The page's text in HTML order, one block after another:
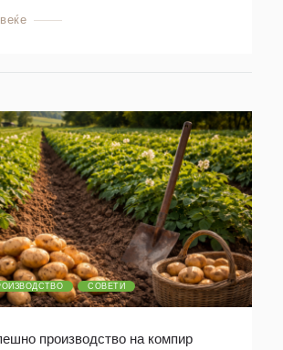
СОВЕТИ
производство на компир